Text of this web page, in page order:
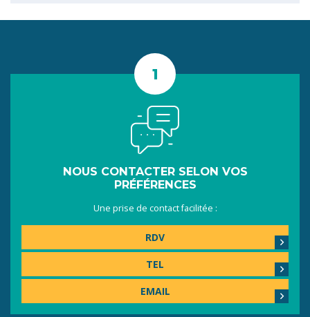
NOUS CONTACTER SELON VOS
PRÉFÉRENCES
Une prise de contact facilitée :
RDV
TEL
EMAIL